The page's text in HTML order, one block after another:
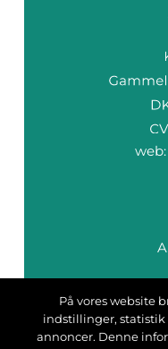
web:
På vores website
indstillinger, statistik
annoncer. Denne